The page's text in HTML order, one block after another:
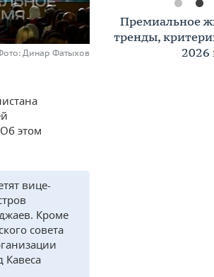
Динар Фатыхов
этом
вице-
Кроме
совета
Кавеса
Премиальное
тренды,
2026